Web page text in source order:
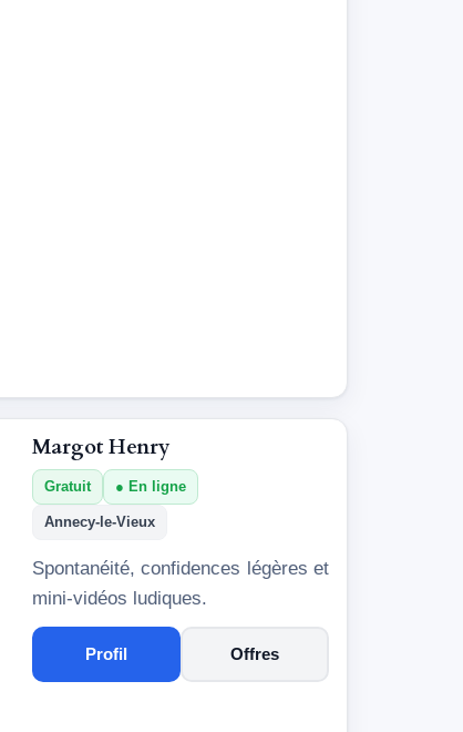
Margot Henry
Gratuit En ligne
Annecy-le-Vieux
Spontanéité, confidences légères et
mini-vidéos ludiques.
Profil Offres